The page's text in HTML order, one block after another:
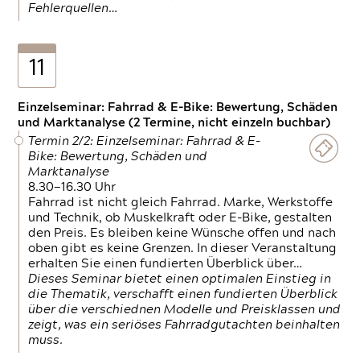
Fehlerquellen…
11
Einzelseminar: Fahrrad & E-Bike: Bewertung, Schäden
und Marktanalyse (2 Termine, nicht einzeln buchbar)
Termin 2/2: Einzelseminar: Fahrrad & E-
Bike: Bewertung, Schäden und
Marktanalyse
8.30—16.30 Uhr
Fahrrad ist nicht gleich Fahrrad. Marke, Werkstoffe
und Technik, ob Muskelkraft oder E-Bike, gestalten
den Preis. Es bleiben keine Wünsche offen und nach
oben gibt es keine Grenzen. In dieser Veranstaltung
erhalten Sie einen fundierten Überblick über…
Dieses Seminar bietet einen optimalen Einstieg in
die Thematik, verschafft einen fundierten Überblick
über die verschiednen Modelle und Preisklassen und
zeigt, was ein seriöses Fahrradgutachten beinhalten
muss.